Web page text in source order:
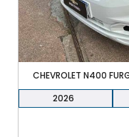
CHEVROLET N400
2026